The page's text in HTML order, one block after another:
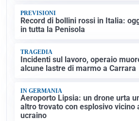
PREVISIONI
Record di bollini rossi in Italia:
in tutta la Penisola
TRAGEDIA
Incidenti sul lavoro, operaio
alcune lastre di marmo a Carrara
IN GERMANIA
Aeroporto Lipsia: un drone urta
altro trovato con esplosivo vicino
ucraino